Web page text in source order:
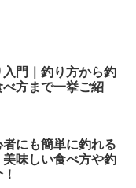
門｜釣り方から釣
方まで一挙ご紹
にも簡単に釣れる
味しい食べ方や釣